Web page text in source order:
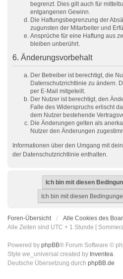
begrenzt. Dies gilt auch für
entgangenen Gewinn.
Die Haftungsbegrenzung der
zugunsten der Mitarbeiter und
Ansprüche für eine Haftung aus
bleiben unberührt.
6. Änderungsvorbehalt
Der Betreiber ist berechtigt, die
Datenschutzrichtlinie zu ändern.
per E-Mail mitgeteilt.
Der Nutzer ist berechtigt, den
Falle des Widerspruchs erlischt
dem Nutzer bestehende
Die Änderungen gelten als
Nutzer den Änderungen
Informationen über den Umgang mit
der Datenschutzrichtlinie enthalten.
Foren-Übersicht
Alle Cookies des
Alle Zeiten sind UTC + 1 Stunde [
Powered by phpBB® Forum Software ©
Style we_universal created by Inventea.
Deutsche Übersetzung durch phpBB.de